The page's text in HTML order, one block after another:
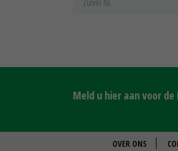
Meld u hier aan voor
OVER ONS